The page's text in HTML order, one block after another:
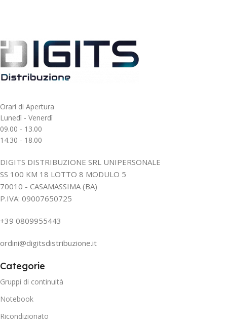
Orari di Apertura
Lunedì - Venerdì
09.00 - 13.00
14.30 - 18.00
DIGITS DISTRIBUZIONE SRL UNIPERSONALE
SS 100 KM 18 LOTTO 8 MODULO 5
70010 - CASAMASSIMA (BA)
P.IVA: 09007650725
+39 0809955443
ordini@digitsdistribuzione.it
Categorie
Gruppi di continuità
Notebook
Ricondizionato